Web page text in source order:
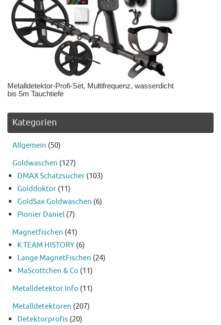
Metalldetektor-Profi-Set, Multifrequenz, wasserdicht
bis 5m Tauchtiefe
Kategorien
Allgemein (50)
Goldwaschen (127)
DMAX Schatzsucher (103)
Golddoktor (11)
GoldSax Goldwaschen (6)
Pionier Daniel (7)
Magnetfischen (41)
K TEAM HISTORY (6)
Lange MagnetFischen (24)
MaScottchen & Co (11)
Metalldetektor.Info (11)
Metalldetektoren (207)
Detektorprofis (20)